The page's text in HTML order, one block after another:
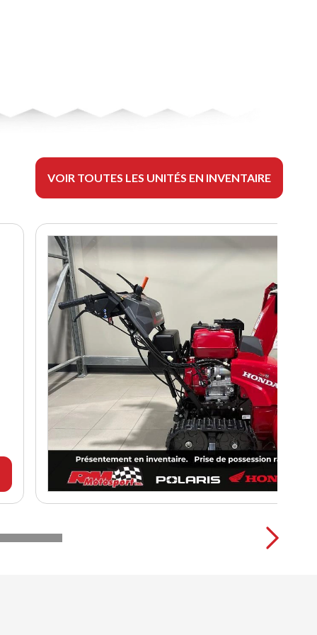
VOIR TOUTES LES UNITÉS EN INVENTAIRE